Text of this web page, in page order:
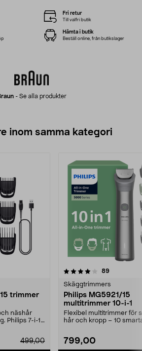
- Se alla produkter
Fri retur
Till valfri butik
Hämta i butik
Beställ online, från butikslager
inom samma kategori
trimmer
näshår
Philips 7-i-1
499,00
89recensioner
Skäggtrimmers
Philips MG5921/15
multitrimmer 10-i-1
Flexibel multitrimmer för
hår och kropp – 10
799,00
4.0 av 5 stjärnor